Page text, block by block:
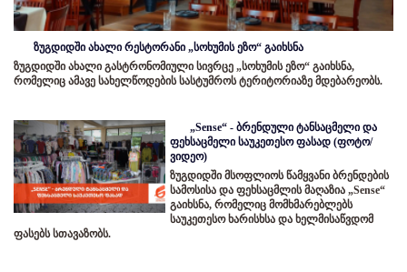
ზუგდიდში ახალი რესტორანი „სოხუმის ეზო“ გაიხსნა
ზუგდიდში ახალი გასტრონომიული სივრცე „სოხუმის ეზო“ გაიხსნა,
რომელიც ამავე სახელწოდების სასტუმროს ტერიტორიაზე მდებარეობს.
„Sense“ - ბრენდული ტანსაცმელი და
ფეხსაცმელი საუკეთესო ფასად (ფოტო/
ვიდეო)
ზუგდიდში მსოფლიოს წამყვანი ბრენდების
სამოსისა და ფეხსაცმლის მაღაზია „Sense“
გაიხსნა, რომელიც მომხმარებლებს
საუკეთესო ხარისხსა და ხელმისაწვდომ
ფასებს სთავაზობს.